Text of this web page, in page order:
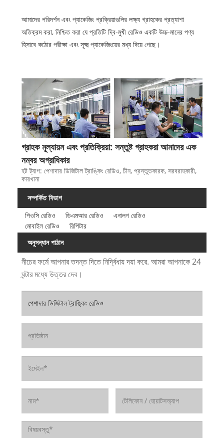
আমাদের পরিদর্শন এবং প্যাকেজিং প্রক্রিয়াগুলির লক্ষ্য গ্রাহকের প্রত্যাশা
অতিক্রম করা, নিশ্চিত করা যে প্রতিটি দ্বি-মুখী রেডিও একটি উচ্চ-মানের পণ্য
হিসাবে কঠোর পরীক্ষা এবং সূক্ষ্ম প্যাকেজিংয়ের মধ্য দিয়ে গেছে।
গ্রাহক মূল্যায়ন এবং প্রতিক্রিয়া: সন্তুষ্ট গ্রাহকরা আমাদের এক
নম্বর অগ্রাধিকার
হট ট্যাগ: পেশাদার ডিজিটাল ট্রাঙ্কিং রেডিও, চীন, প্রস্তুতকারক, সরবরাহকারী,
কারখানা
সম্পর্কিত বিভাগ
পিওসি রেডিও
ডিএমআর রেডিও
এনালগ রেডিও
মোবাইল রেডিও
রিপিটার
অনুসন্ধান পাঠান
নীচের ফর্মে আপনার তদন্ত দিতে নির্দ্বিধায় দয়া করে. আমরা আপনাকে 24
ঘন্টার মধ্যে উত্তর দেব।